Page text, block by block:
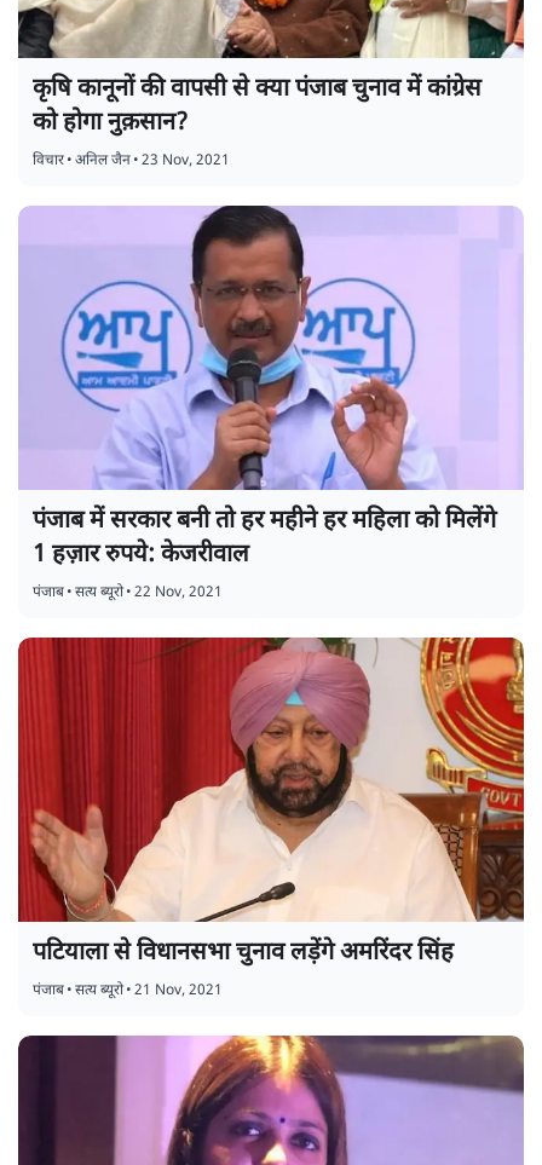
कृषि कानूनों की वापसी से क्या पंजाब चुनाव में कांग्रेस
को होगा नुक़सान?
विचार•अनिल जैन•23 Nov, 2021
पंजाब में सरकार बनी तो हर महीने हर महिला को मिलेंगे
1 हज़ार रुपये: केजरीवाल
पंजाब•सत्य ब्यूरो•22 Nov, 2021
पटियाला से विधानसभा चुनाव लड़ेंगे अमरिंदर सिंह
पंजाब•सत्य ब्यूरो•21 Nov, 2021